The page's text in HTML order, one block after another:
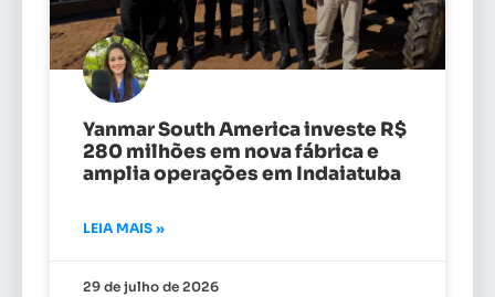
Yanmar South America investe R$
280 milhões em nova fábrica e
amplia operações em Indaiatuba
LEIA MAIS »
29 de julho de 2026